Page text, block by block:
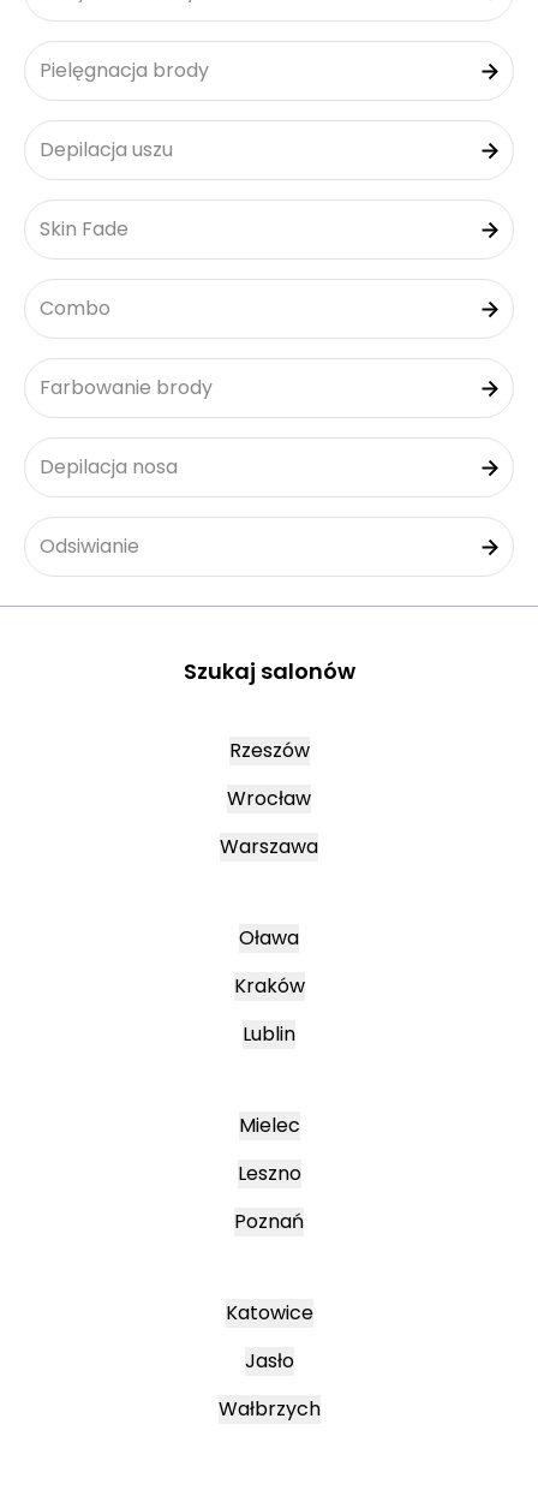
Pielęgnacja brody
Depilacja uszu
Skin Fade
Combo
Farbowanie brody
Depilacja nosa
Odsiwianie
Szukaj salonów
Rzeszów
Wrocław
Warszawa
Oława
Kraków
Lublin
Mielec
Leszno
Poznań
Katowice
Jasło
Wałbrzych